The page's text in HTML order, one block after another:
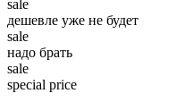
sale
дешевле уже не будет
sale
надо брать
sale
special price